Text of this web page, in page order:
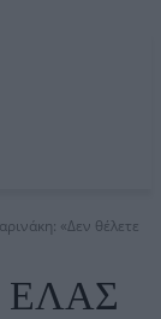
«Δεν θέλετε
ΕΛΑΣ